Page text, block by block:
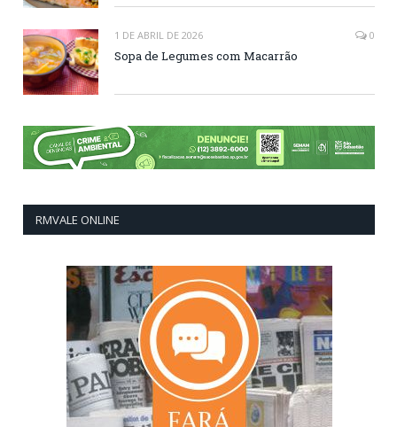
1 DE ABRIL DE 2026 0
Sopa de Legumes com Macarrão
RMVALE ONLINE